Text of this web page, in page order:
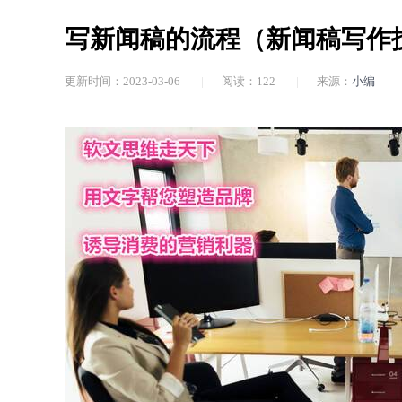
写新闻稿的流程（新闻稿写作
更新时间：2023-03-06 阅读： 122 来源： 小编